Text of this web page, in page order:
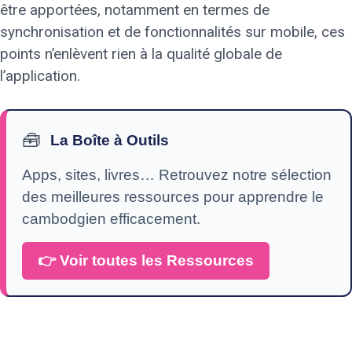
être apportées, notamment en termes de
synchronisation et de fonctionnalités sur mobile, ces
points n’enlèvent rien à la qualité globale de
l’application.
🧰 La Boîte à Outils
Apps, sites, livres… Retrouvez notre sélection
des meilleures ressources pour apprendre le
cambodgien efficacement.
👉 Voir toutes les Ressources